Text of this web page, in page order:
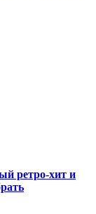
ретро-хит и